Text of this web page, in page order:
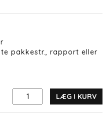
pakkestr., rapport eller
LÆG I KURV